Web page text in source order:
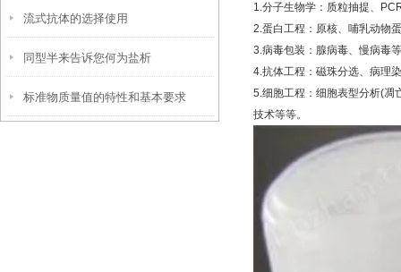
文！
流式抗体的选择使用
同型半来告诉您何为盐析
标准物质量值的特性和基本要求
1.分子生物学：质粒抽提、
2.蛋白工程：原核、哺乳动物
3.病毒包装：腺病毒、慢病毒等
4.抗体工程：磁珠分选、病理
5.细胞工程：细胞表型分析(凋
技术等等。